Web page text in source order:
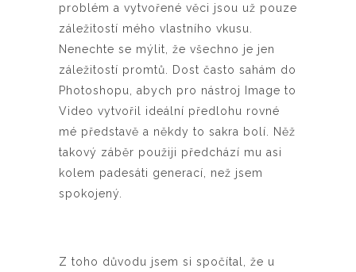
problém a vytvořené věci jsou už pouze
záležitostí mého vlastního vkusu.
Nenechte se mýlit, že všechno je jen
záležitostí promtů. Dost často sahám do
Photoshopu, abych pro nástroj Image to
Video vytvořil ideální předlohu rovné
mé představě a někdy to sakra bolí. Něž
takový záběr použiji předchází mu asi
kolem padesáti generací, než jsem
spokojený.
Z toho důvodu jsem si spočítal, že u